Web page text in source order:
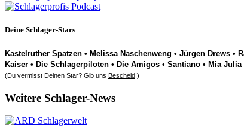
Deine Schlager-Stars
Kastelruther Spatzen • Melissa Naschenweng • Jürgen Drews •
Kaiser • Die Schlagerpiloten • Die Amigos • Santiano • Mia Julia
(Du vermisst Deinen Star? Gib uns Bescheid!)
Weitere Schlager-News